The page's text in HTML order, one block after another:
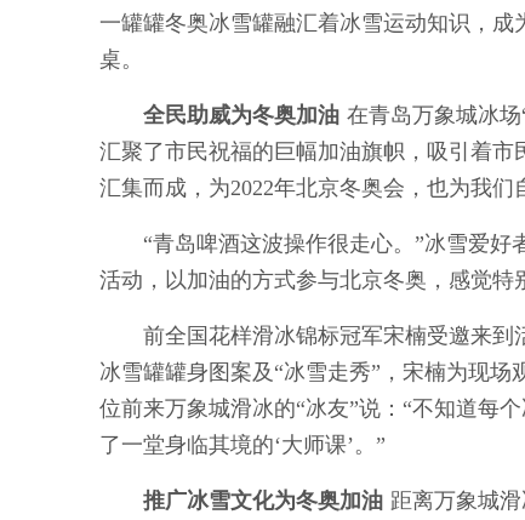
一罐罐冬奥冰雪罐融汇着冰雪运动知识，
桌。
全民助威为冬奥加油 在青岛万象城冰
汇聚了市民祝福的巨幅加油旗帜，吸引着市
汇集而成，为2022年北京冬奥会，也为我们
“青岛啤酒这波操作很走心。”冰雪爱好
活动，以加油的方式参与北京冬奥，感觉特
前全国花样滑冰锦标冠军宋楠受邀来到
冰雪罐罐身图案及“冰雪走秀”，宋楠为现
位前来万象城滑冰的“冰友”说：“不知道每
了一堂身临其境的‘大师课’。”
推广冰雪文化为冬奥加油 距离万象城